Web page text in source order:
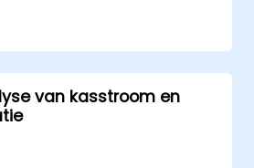
van kasstroom en